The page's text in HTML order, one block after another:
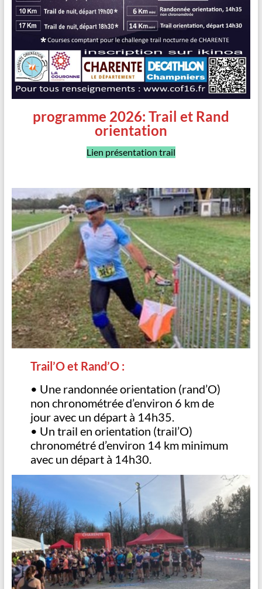
programme 2026: Trail et Rand
orientation
Lien présentation trail
Trail’O et Rand’O :
• Une randonnée orientation (rand’O)
non chronométrée d’environ 6 km de
jour avec un départ à 14h35.
• Un trail en orientation (trail’O)
chronométré d’environ 14 km minimum
avec un départ à 14h30.